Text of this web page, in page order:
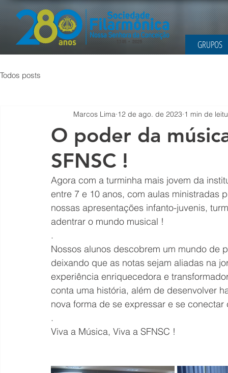
GRUPOS
Todos posts
O poder da
SFNSC !
Marcos Lima 12 de ago. de 2023 1 min de
Agora com a turminha mais jovem da
entre 7 e 10 anos, com aulas ministradas
nossas apresentações infanto-juvenis,
adentrar o mundo musical !
.
Nossos alunos descobrem um mundo de
deixando que as notas sejam aliadas na
experiência enriquecedora e
conta uma história, além de desenvolver
nova forma de se expressar e se
.
Viva a Música, Viva a SFNSC !